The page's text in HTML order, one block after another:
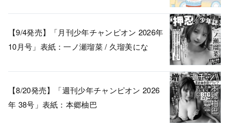
【9/4発売】「月刊少年チャンピオン 2026年
10月号」表紙：一ノ瀬瑠菜 / 久瑠美にな
【8/20発売】「週刊少年チャンピオン 2026
年 38号」表紙：本郷柚巴